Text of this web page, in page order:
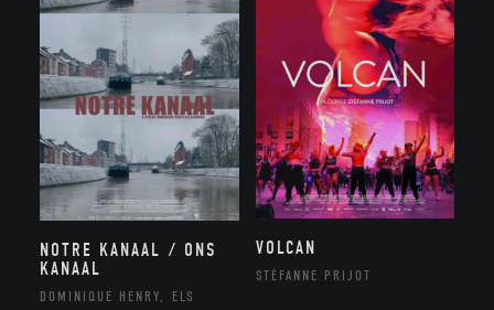
NOTRE KANAAL / ONS
KANAAL
DOMINIQUE HENRY, ELS
VOLCAN
STÉFANNE PRIJOT